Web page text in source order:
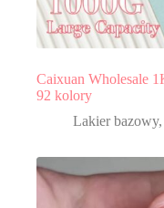
Caixuan Wholesale
92 kolory
Lakier bazowy,